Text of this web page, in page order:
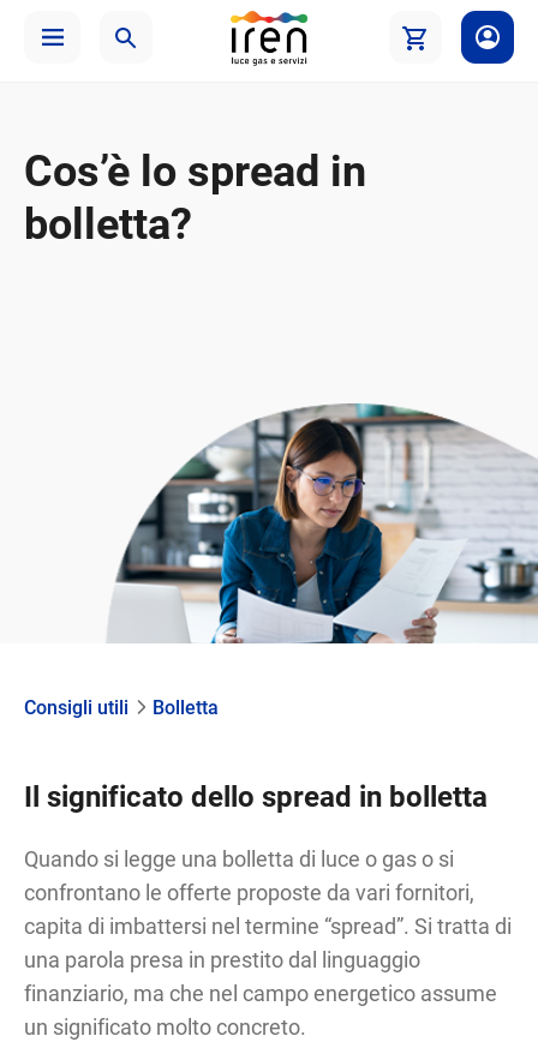
Cos’è lo spread in
bolletta?
Consigli utili Bolletta
Il significato dello spread in bolletta
Quando si legge una bolletta di luce o gas o si
confrontano le offerte proposte da vari fornitori,
capita di imbattersi nel termine “spread”. Si tratta di
una parola presa in prestito dal linguaggio
finanziario, ma che nel campo energetico assume
un significato molto concreto.